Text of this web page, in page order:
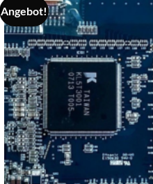
Angebot!